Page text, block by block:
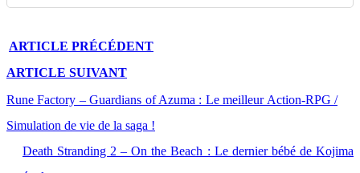
ARTICLE PRÉCÉDENT
ARTICLE SUIVANT
Rune Factory – Guardians of Azuma : Le meilleur Action-RPG /
Simulation de vie de la saga !
Death Stranding 2 – On the Beach : Le dernier bébé de Kojima